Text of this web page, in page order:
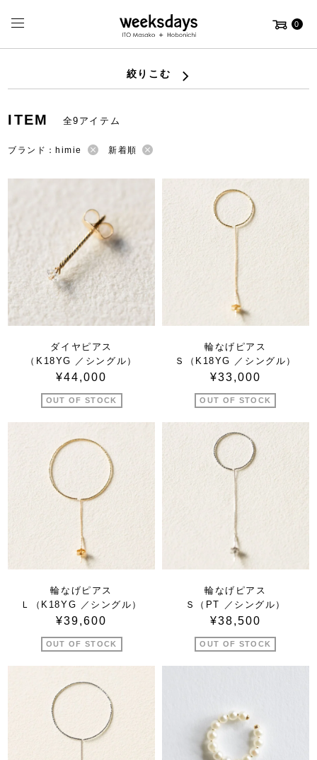
0
絞りこむ
ITEM 全9アイテム
ブランド：himie 新着順
ダイヤピアス
（K18YG ／シングル）
¥44,000
OUT OF STOCK
輪なげピアス
Ｓ（K18YG ／シングル）
¥33,000
OUT OF STOCK
輪なげピアス
Ｌ（K18YG ／シングル）
¥39,600
OUT OF STOCK
輪なげピアス
Ｓ（PT ／シングル）
¥38,500
OUT OF STOCK